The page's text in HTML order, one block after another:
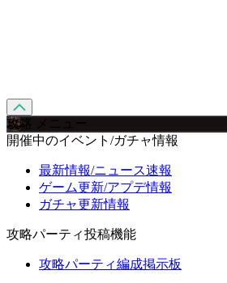
攻略 メニュー
開催中のイベント/ガチャ情報
最新情報/ニュース速報
ゲーム更新/アプデ情報
ガチャ更新情報
攻略パーティ投稿機能
攻略パーティ編成掲示板